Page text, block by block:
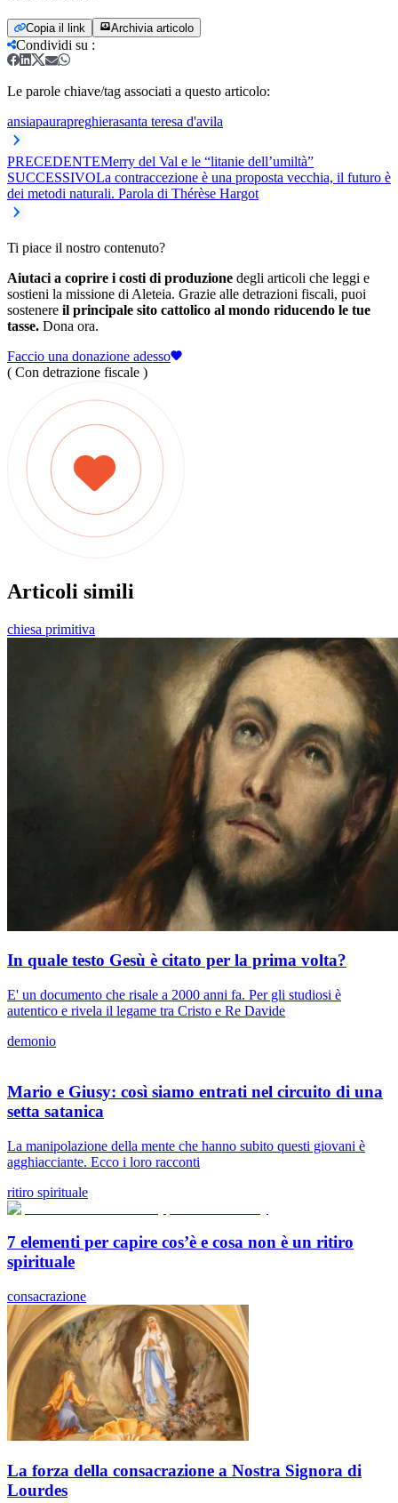
Copia il link Archivia articolo
Condividi su :
Le parole chiave/tag associati a questo articolo:
ansiapaurapreghierasanta teresa d'avila
PRECEDENTEMerry del Val e le “litanie dell’umiltà”
SUCCESSIVOLa contraccezione è una proposta vecchia, il futuro è
dei metodi naturali. Parola di Thérèse Hargot
Ti piace il nostro contenuto?
Aiutaci a coprire i costi di produzione degli articoli che leggi e
sostieni la missione di Aleteia. Grazie alle detrazioni fiscali, puoi
sostenere il principale sito cattolico al mondo riducendo le tue
tasse. Dona ora.
Faccio una donazione adesso
( Con detrazione fiscale )
Articoli simili
chiesa primitiva
In quale testo Gesù è citato per la prima volta?
E' un documento che risale a 2000 anni fa. Per gli studiosi è
autentico e rivela il legame tra Cristo e Re Davide
demonio
Mario e Giusy: così siamo entrati nel circuito di una
setta satanica
La manipolazione della mente che hanno subito questi giovani è
agghiacciante. Ecco i loro racconti
ritiro spirituale
7 elementi per capire cos’è e cosa non è un ritiro
spirituale
consacrazione
La forza della consacrazione a Nostra Signora di
Lourdes